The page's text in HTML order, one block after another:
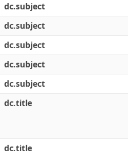
dc.subject
dc.subject
dc.subject
dc.subject
dc.subject
dc.title
dc.title